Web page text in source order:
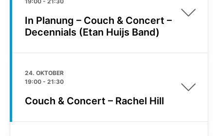
In Planung – Couch & Concert –
Decennials (Etan Huijs Band)
24. OKTOBER
19:00 - 21:30
Couch & Concert – Rachel Hill